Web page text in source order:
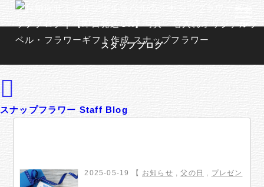
スタッフブログ
スナップフラワー Staff Blog
2025-05-19 【 お知らせ ,父の日 , プレゼン